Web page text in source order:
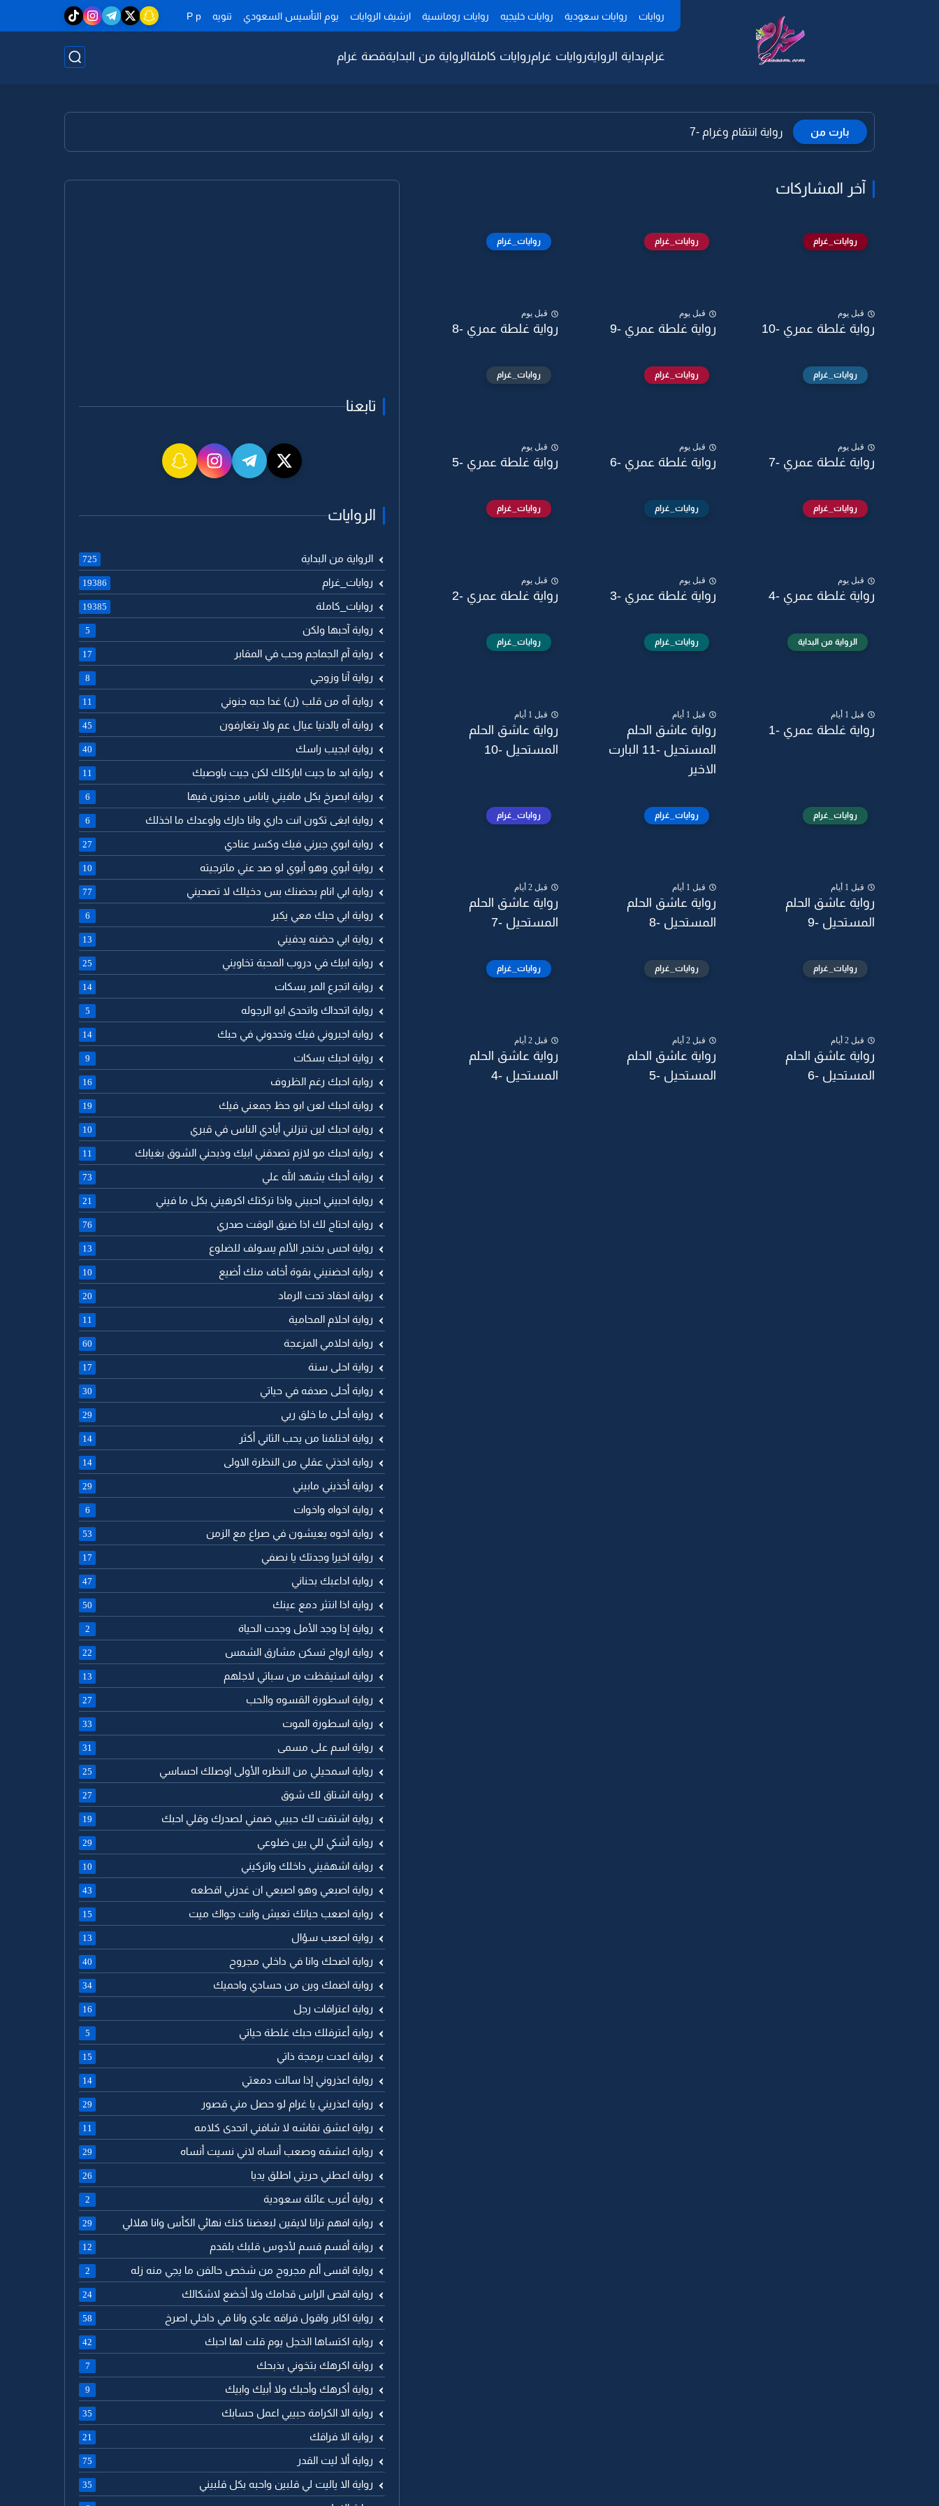
روايات روايات سعودية روايات خليجيه روايات رومانسية ارشيف الروايات يوم التأسيس السعودي تنويه P p
غرامبداية الروايةروايات غرامروايات كاملةالرواية من البدايةقصة غرام
بارت من رواية انتقام وغرام -7
آخر المشاركات
روايات_غرام
قبل يوم
رواية غلطة عمري -10
روايات_غرام
قبل يوم
رواية غلطة عمري -9
روايات_غرام
قبل يوم
رواية غلطة عمري -8
روايات_غرام
قبل يوم
رواية غلطة عمري -7
روايات_غرام
قبل يوم
رواية غلطة عمري -6
روايات_غرام
قبل يوم
رواية غلطة عمري -5
روايات_غرام
قبل يوم
رواية غلطة عمري -4
روايات_غرام
قبل يوم
رواية غلطة عمري -3
روايات_غرام
قبل يوم
رواية غلطة عمري -2
الرواية من البداية
قبل 1 أيام
رواية غلطة عمري -1
روايات_غرام
قبل 1 أيام
رواية عاشق الحلم
المستحيل -11 البارت
الاخير
روايات_غرام
قبل 1 أيام
رواية عاشق الحلم
المستحيل -10
روايات_غرام
قبل 1 أيام
رواية عاشق الحلم
المستحيل -9
روايات_غرام
قبل 1 أيام
رواية عاشق الحلم
المستحيل -8
روايات_غرام
قبل 2 أيام
رواية عاشق الحلم
المستحيل -7
روايات_غرام
قبل 2 أيام
رواية عاشق الحلم
المستحيل -6
روايات_غرام
قبل 2 أيام
رواية عاشق الحلم
المستحيل -5
روايات_غرام
قبل 2 أيام
رواية عاشق الحلم
المستحيل -4
تابعنا
الروايات
الرواية من البداية 725
روايات_غرام 19386
روايات_كاملة 19385
رواية آحبها ولكن 5
رواية آم الجماجم وحب في المقابر 17
رواية آنا وزوجي 8
رواية آه من قلب (ن) غدا حبه جنوني 11
رواية آه يالدنيا عيال عم ولا يتعارفون 45
رواية ابجيب راسك 40
رواية ابد ما جيت اباركلك لكن جيت باوصيك 11
رواية ابصرخ بكل مافيني ياناس مجنون فيها 6
رواية ابغى تكون انت داري وانا دارك واوعدك ما اخذلك 6
رواية ابوي جبرني فيك وكسر عنادي 27
رواية أبوي وهو أبوي لو صد عني ماترجيته 10
رواية ابي انام بحضنك بس دخيلك لا تصحيني 77
رواية ابي حبك معي يكبر 6
رواية ابي حضنه يدفيني 13
رواية ابيك في دروب المحبة تخاويني 25
رواية اتجرع المر بسكات 14
رواية اتحداك واتحدى ابو الرجوله 5
رواية اجبروني فيك وتحدوني في حبك 14
رواية احبك بسكات 9
رواية احبك رغم الظروف 16
رواية احبك لعن ابو حظ جمعني فيك 19
رواية احبك لين تنزلني أيادي الناس في قبري 10
رواية احبك مو لازم تصدقني ابيك وذبحني الشوق بغيابك 11
رواية أحبك يشهد الله علي 73
رواية احبيني احبيني واذا تركتك اكرهيني بكل ما فيني 21
رواية احتاج لك اذا ضيق الوقت صدري 76
رواية احس بخنجر الألم يسولف للضلوع 13
رواية احضنيني بقوة أخاف منك أضيع 10
رواية احقاد تحت الرماد 20
رواية احلام المحامية 11
رواية احلامي المزعجة 60
رواية احلى سنة 17
رواية أحلى صدفه في حياتي 30
رواية أحلى ما خلق ربي 29
رواية اختلفنا من يحب الثاني أكثر 14
رواية اخذتي عقلي من النظرة الاولى 14
رواية أخذيني مابيني 29
رواية اخواه واخوات 6
رواية اخوه يعيشون في صراع مع الزمن 53
رواية اخيرا وجدتك يا نصفي 17
رواية اداعبك بحناني 47
رواية اذا انتثر دمع عينك 50
رواية إذا وجد الأمل وجدت الحياة 2
رواية ارواح تسكن مشارق الشمس 22
رواية استيقظت من سباتي لاجلهم 13
رواية اسطورة القسوه والحب 27
رواية اسطورة الموت 33
رواية اسم على مسمى 31
رواية اسمحيلي من النظره الأولى اوصلك احساسي 25
رواية اشتاق لك شوق 27
رواية اشتقت لك حبيبي ضمني لصدرك وقلي احبك 19
رواية أشكي للي بين ضلوعي 29
رواية اشهقيني داخلك واتركيني 10
رواية اصبعي وهو اصبعي ان غدرني اقطعه 43
رواية اصعب حياتك تعيش وانت جواك ميت 15
رواية اصعب سؤال 13
رواية اضحك وانا في داخلي مجروح 40
رواية اضمك وين من حسادي واحميك 34
رواية اعترافات رجل 16
رواية أعترفلك حبك غلطة حياتي 5
رواية اعدت برمجة ذاتي 15
رواية اعذروني إذا سالت دمعتي 14
رواية اعذريني يا غرام لو حصل مني قصور 29
رواية اعشق نقاشه لا شافني اتحدى كلامه 11
رواية اعشقه وصعب أنساه لاني نسيت أنساه 29
رواية اعطني حريتي اطلق يديا 26
رواية أغرب عائلة سعودية 2
رواية افهم ترانا لايقين لبعضنا كنك نهائي الكأس وانا هلالي 29
رواية أقسم قسم لأدوس قلبك بلقدم 12
رواية اقسى ألم مجروح من شخص حالفن ما يجي منه زله 2
رواية اقص الراس قدامك ولا أخضع لاشكالك 24
رواية اكابر واقول فراقه عادي وانا في داخلي اصرخ 58
رواية اكتساها الخجل يوم قلت لها احبك 42
رواية اكرهك بتخوني بذبحك 7
رواية أكرهك وأحبك ولا أبيك وابيك 9
رواية الا الكرامة حبيبي اعمل حسابك 35
رواية الا فراقك 21
رواية ألا ليت القدر 75
رواية الا ياليت لي قلبين واحبه بكل قلبيني 35